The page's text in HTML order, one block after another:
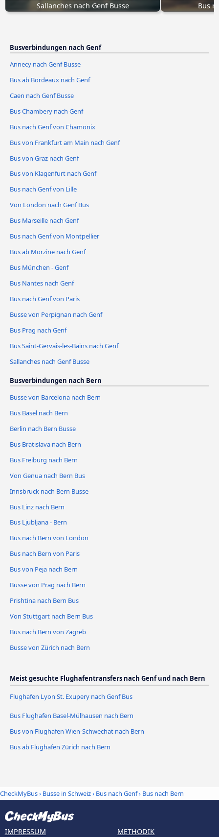
Sallanches nach Genf Busse Bus
Busverbindungen nach Genf
Annecy nach Genf Busse
Bus ab Bordeaux nach Genf
Caen nach Genf Busse
Bus Chambery nach Genf
Bus nach Genf von Chamonix
Bus von Frankfurt am Main nach Genf
Bus von Graz nach Genf
Bus von Klagenfurt nach Genf
Bus nach Genf von Lille
Von London nach Genf Bus
Bus Marseille nach Genf
Bus nach Genf von Montpellier
Bus ab Morzine nach Genf
Bus München - Genf
Bus Nantes nach Genf
Bus nach Genf von Paris
Busse von Perpignan nach Genf
Bus Prag nach Genf
Bus Saint-Gervais-les-Bains nach Genf
Sallanches nach Genf Busse
Busverbindungen nach Bern
Busse von Barcelona nach Bern
Bus Basel nach Bern
Berlin nach Bern Busse
Bus Bratislava nach Bern
Bus Freiburg nach Bern
Von Genua nach Bern Bus
Innsbruck nach Bern Busse
Bus Linz nach Bern
Bus Ljubljana - Bern
Bus nach Bern von London
Bus nach Bern von Paris
Bus von Peja nach Bern
Busse von Prag nach Bern
Prishtina nach Bern Bus
Von Stuttgart nach Bern Bus
Bus nach Bern von Zagreb
Busse von Zürich nach Bern
Meist gesuchte Flughafentransfers nach Genf und nach Bern
Flughafen Lyon St. Exupery nach Genf Bus
Bus Flughafen Basel-Mülhausen nach Bern
Bus von Flughafen Wien-Schwechat nach Bern
Bus ab Flughafen Zürich nach Bern
CheckMyBus› Busse in Schweiz› Bus nach Genf› Bus nach Bern
IMPRESSUM METHODIK